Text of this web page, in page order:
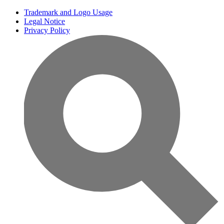
Trademark and Logo Usage
Legal Notice
Privacy Policy